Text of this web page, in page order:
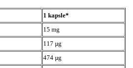
1 kapsle*
15 mg
117 µg
474 µg